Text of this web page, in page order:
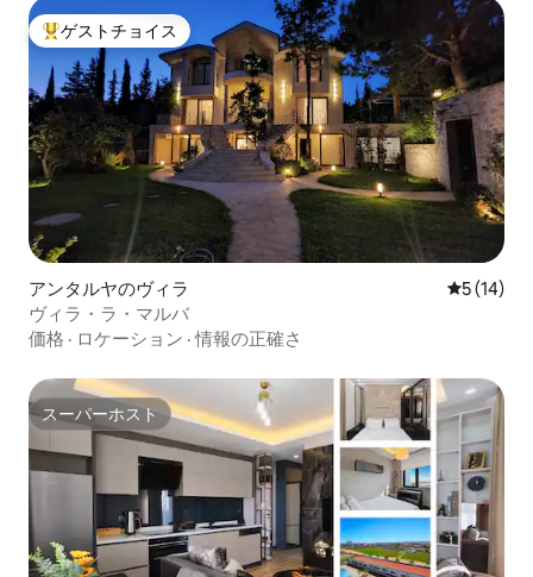
大好評のゲストチョイスです。
ゲストチョイス
アンタルヤのヴィラ レビュー
5 (14)
ヴィラ・ラ・マルバ
価格 · ロケーション ·情報の正確さ
スーパーホスト
スーパーホスト